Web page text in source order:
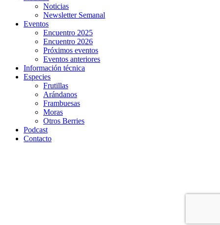
Noticias
Newsletter Semanal
Eventos
Encuentro 2025
Encuentro 2026
Próximos eventos
Eventos anteriores
Información técnica
Especies
Frutillas
Arándanos
Frambuesas
Moras
Otros Berries
Podcast
Contacto